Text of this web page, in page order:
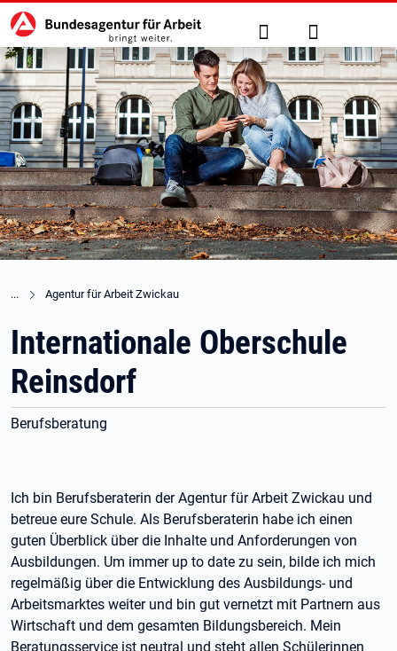
zu den Hauptinhalten springen
Hauptnavigation Suche Anmelden
Agentur für Arbeit Zwickau
Internationale Oberschule
Reinsdorf
Berufsberatung
Ich bin Berufsberaterin der Agentur für Arbeit Zwickau und
betreue eure Schule. Als Berufsberaterin habe ich einen
guten Überblick über die Inhalte und Anforderungen von
Ausbildungen. Um immer up to date zu sein, bilde ich mich
regelmäßig über die Entwicklung des Ausbildungs- und
Arbeitsmarktes weiter und bin gut vernetzt mit Partnern aus
Wirtschaft und dem gesamten Bildungsbereich. Mein
Beratungsservice ist neutral und steht allen Schülerinnen